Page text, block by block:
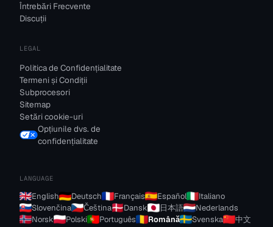
Întrebări Frecvente
Discuții
LEGAL
Politica de Confidențialitate
Termeni și Condiții
Subprocesori
Sitemap
Setări cookie-uri
Opțiunile dvs. de
confidențialitate
LANGUAGE
English Deutsch Français Español
Italiano
Slovenčina
Čeština Dansk 日本語
Nederlands
Norsk
Polski Português Română Svenska 中文